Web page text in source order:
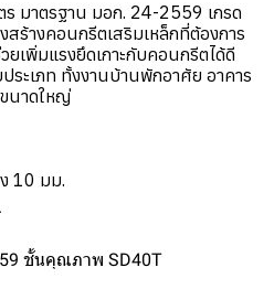
ร มาตรฐาน มอก. 24-2559 เกรด
สร้างคอนกรีตเสริมเหล็กที่ต้องการ
เพิ่มแรงยึดเกาะกับคอนกรีตได้ดี
ระเภท ทั้งงานบ้านพักอาศัย อาคาร
นาดใหญ่
10 มม.
ชั้นคุณภาพ SD40T